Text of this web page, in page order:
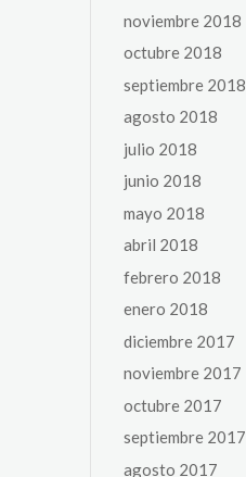
noviembre 2018
octubre 2018
septiembre 2018
agosto 2018
julio 2018
junio 2018
mayo 2018
abril 2018
febrero 2018
enero 2018
diciembre 2017
noviembre 2017
octubre 2017
septiembre 2017
agosto 2017